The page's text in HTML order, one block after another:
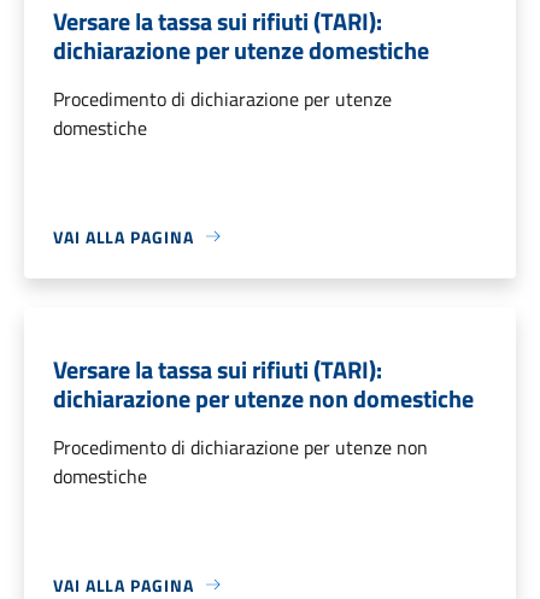
Versare la tassa sui rifiuti (TARI):
dichiarazione per utenze domestiche
Procedimento di dichiarazione per utenze
domestiche
VAI ALLA PAGINA
Versare la tassa sui rifiuti (TARI):
dichiarazione per utenze non domestiche
Procedimento di dichiarazione per utenze non
domestiche
VAI ALLA PAGINA